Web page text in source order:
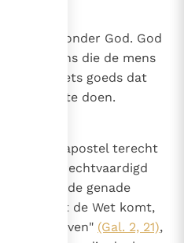
doen zonder God. God
in de mens die de mens
doet niets goeds dat
om te doen.
zoals de apostel terecht
ze gerechtvaardigd
Wet, van de genade
uit de Wet komt,
gestorven" (Gal. 2, 21),